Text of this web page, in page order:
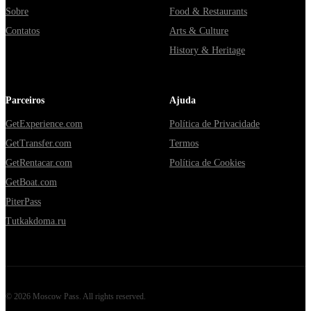
Sobre
Contatos
Food & Restaurants
Arts & Culture
History & Heritage
Parceiros
GetExperience.com
GetTransfer.com
GetRentacar.com
GetBoat.com
PiterPass
Tutkakdoma.ru
Ajuda
Política de Privacidade
Termos
Política de Cookies
© 2026 Moscow Pass. All rights reserved.